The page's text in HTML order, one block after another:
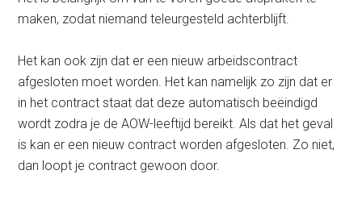
maken, zodat niemand teleurgesteld achterblijft.
Het kan ook zijn dat er een nieuw arbeidscontract
afgesloten moet worden. Het kan namelijk zo zijn dat er
in het contract staat dat deze automatisch beëindigd
wordt zodra je de AOW-leeftijd bereikt. Als dat het geval
is kan er een nieuw contract worden afgesloten. Zo niet,
dan loopt je contract gewoon door.